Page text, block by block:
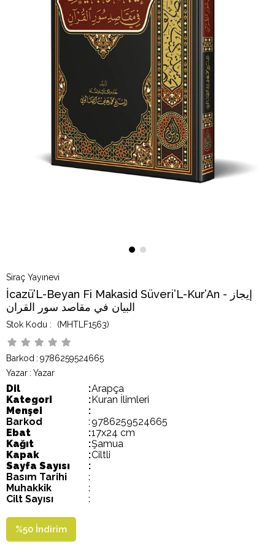
Siraç Yayınevi
İcazü’L-Beyan Fi Makasid Süveri’L-Kur’An - إيجاز
البيان في مقاصد سور القران
(MHTLF1563)
Barkod : 9786259524665
Yazar : Yazar
Dil :Arapça
Kategori
:Kuran İlimleri
Menşei
:
Barkod
:9786259524665
Ebat
:17x24 cm
Kağıt
:Şamua
Kapak
:Ciltli
Sayfa Sayısı
:
Basım Tarihi
:
Muhakkik
:
Cilt Sayısı
:
%50 İndirim